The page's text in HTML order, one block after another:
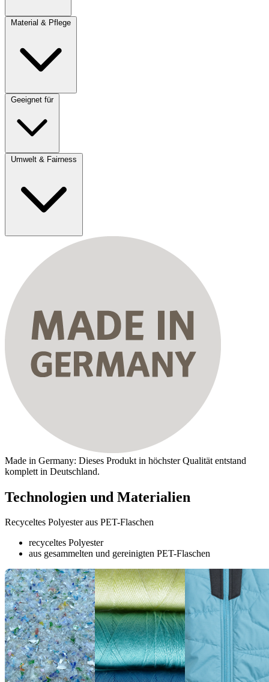
Material & Pflege
Geeignet für
Umwelt & Fairness
Made in Germany: Dieses Produkt in höchster Qualität entstand
komplett in Deutschland.
Technologien und Materialien
Recyceltes Polyester aus PET-Flaschen
recyceltes Polyester
aus gesammelten und gereinigten PET-Flaschen